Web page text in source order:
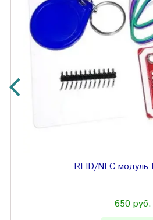
RFID/NFC модуль
650 руб.